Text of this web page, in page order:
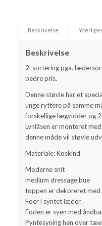
Beskrivelse
Beskrivelse
2. sortering pga.
bedre pris.
Denne støvle har et
unge ryttere på samme
forskellige lægvidder og 2
Lynlåsen er monteret
denne måde vil støvle
Materiale: Koskind
Moderne snit
medium dressage bue
toppen er dekoreret med
Foer i syntet læder.
Foden er syen med
Pyntesyning hen over